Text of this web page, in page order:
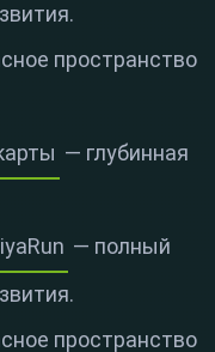
пространство
— глубинная
— полный
пространство